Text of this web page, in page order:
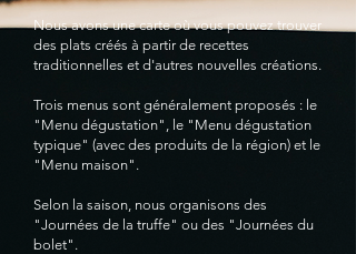
Nous avons une carte où vous pouvez trouver
des plats créés à partir de recettes
traditionnelles et d'autres nouvelles créations.
Trois menus sont généralement proposés : le
"Menu dégustation", le "Menu dégustation
typique" (avec des produits de la région) et le
"Menu maison".
Selon la saison, nous organisons des
"Journées de la truffe" ou des "Journées du
bolet".